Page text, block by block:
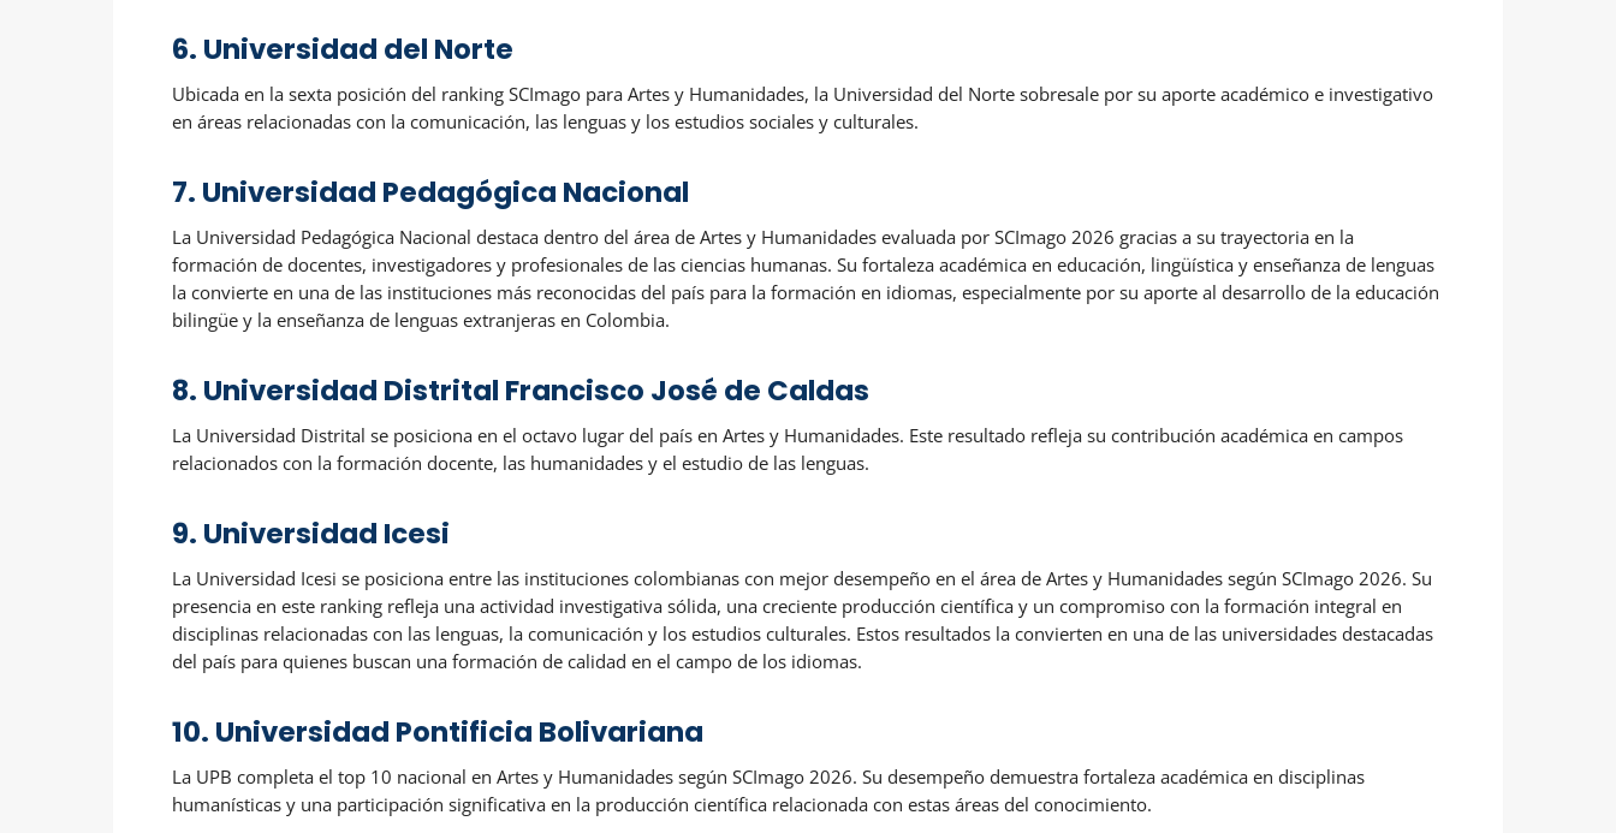
6. Universidad del Norte
Ubicada en la sexta posición del ranking SCImago para Artes y Humanidades, la Universidad del Norte sobresale por su aporte académico e investigativo
en áreas relacionadas con la comunicación, las lenguas y los estudios sociales y culturales.
7. Universidad Pedagógica Nacional
La Universidad Pedagógica Nacional destaca dentro del área de Artes y Humanidades evaluada por SCImago 2026 gracias a su trayectoria en la
formación de docentes, investigadores y profesionales de las ciencias humanas. Su fortaleza académica en educación, lingüística y enseñanza de lenguas
la convierte en una de las instituciones más reconocidas del país para la formación en idiomas, especialmente por su aporte al desarrollo de la educación
bilingüe y la enseñanza de lenguas extranjeras en Colombia.
8. Universidad Distrital Francisco José de Caldas
La Universidad Distrital se posiciona en el octavo lugar del país en Artes y Humanidades. Este resultado refleja su contribución académica en campos
relacionados con la formación docente, las humanidades y el estudio de las lenguas.
9. Universidad Icesi
La Universidad Icesi se posiciona entre las instituciones colombianas con mejor desempeño en el área de Artes y Humanidades según SCImago 2026. Su
presencia en este ranking refleja una actividad investigativa sólida, una creciente producción científica y un compromiso con la formación integral en
disciplinas relacionadas con las lenguas, la comunicación y los estudios culturales. Estos resultados la convierten en una de las universidades destacadas
del país para quienes buscan una formación de calidad en el campo de los idiomas.
10. Universidad Pontificia Bolivariana
La UPB completa el top 10 nacional en Artes y Humanidades según SCImago 2026. Su desempeño demuestra fortaleza académica en disciplinas
humanísticas y una participación significativa en la producción científica relacionada con estas áreas del conocimiento.